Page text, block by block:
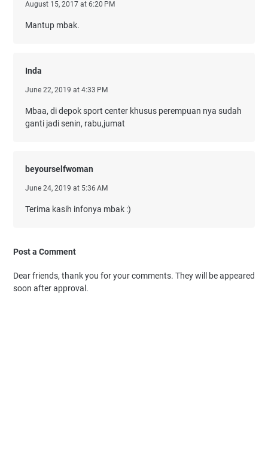
August 15, 2017 at 6:20 PM
Mantup mbak.
Inda
June 22, 2019 at 4:33 PM
Mbaa, di depok sport center khusus perempuan nya sudah
ganti jadi senin, rabu,jumat
beyourselfwoman
June 24, 2019 at 5:36 AM
Terima kasih infonya mbak :)
Post a Comment
Dear friends, thank you for your comments. They will be appeared
soon after approval.